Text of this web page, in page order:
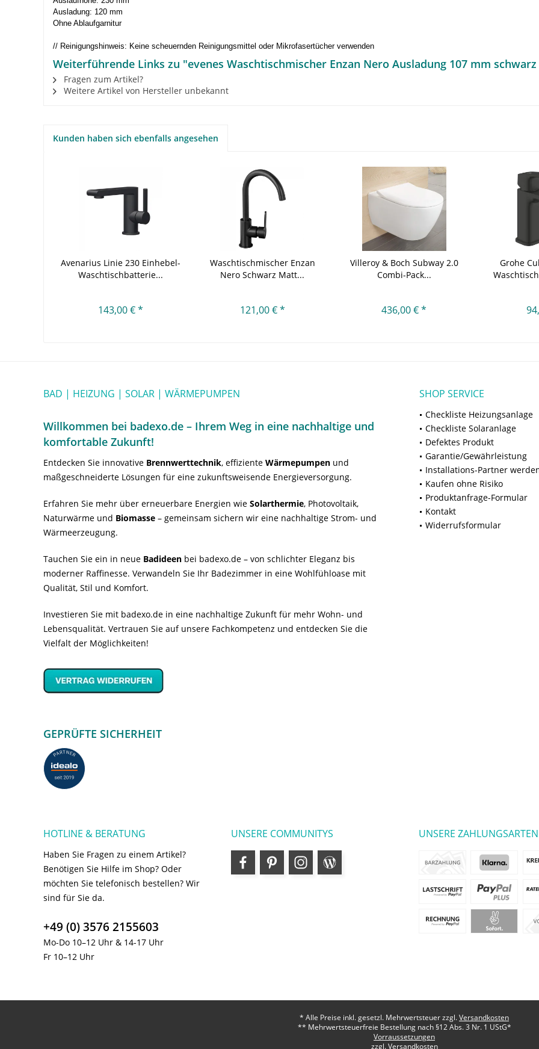
Ausladung: 120 mm
Ohne Ablaufgarnitur
// Reinigungshinweis: Keine scheuernden Reinigungsmittel oder Mikrofasertücher verwenden
Weiterführende Links zu "evenes Waschtischmischer Enzan Nero Ausladung 107 mm
Fragen zum Artikel?
Weitere Artikel von Hersteller unbekannt
Kunden haben sich ebenfalls angesehen
Avenarius Linie 230 Einhebel-
Waschtischbatterie...
143,00 € *
Waschtischmischer Enzan
Nero Schwarz Matt...
121,00 € *
Villeroy & Boch Subway 2.0
Combi-Pack...
436,00 € *
Grohe
BAD | HEIZUNG | SOLAR | WÄRMEPUMPEN
Willkommen bei badexo.de – Ihrem Weg in eine nachhaltige und
komfortable Zukunft!
Entdecken Sie innovative Brennwerttechnik, effiziente Wärmepumpen und
maßgeschneiderte Lösungen für eine zukunftsweisende Energieversorgung.
Erfahren Sie mehr über erneuerbare Energien wie Solarthermie, Photovoltaik,
Naturwärme und Biomasse – gemeinsam sichern wir eine nachhaltige Strom- und
Wärmeerzeugung.
Tauchen Sie ein in neue Badideen bei badexo.de – von schlichter Eleganz bis
moderner Raffinesse. Verwandeln Sie Ihr Badezimmer in eine Wohlfühloase mit
Qualität, Stil und Komfort.
Investieren Sie mit badexo.de in eine nachhaltige Zukunft für mehr Wohn- und
Lebensqualität. Vertrauen Sie auf unsere Fachkompetenz und entdecken Sie die
Vielfalt der Möglichkeiten!
GEPRÜFTE SICHERHEIT
SHOP SERVICE
Checkliste Heizungsanlage
Checkliste Solaranlage
Defektes Produkt
Garantie/Gewährleistung
Installations-Partner
Kaufen ohne Risiko
Produktanfrage-Formular
Kontakt
Widerrufsformular
HOTLINE & BERATUNG
Haben Sie Fragen zu einem Artikel?
Benötigen Sie Hilfe im Shop? Oder
möchten Sie telefonisch bestellen? Wir
sind für Sie da.
+49 (0) 3576 2155603
Mo-Do 10–12 Uhr & 14-17 Uhr
Fr 10–12 Uhr
UNSERE COMMUNITYS UNSERE ZAHLUNGSARTEN
* Alle Preise inkl. gesetzl. Mehrwertsteuer zzgl.Versandkosten
** Mehrwertsteuerfreie Bestellung nach §12 Abs. 3 Nr. 1 UStG*
Vorraussetzungen
zzgl. Versandkosten